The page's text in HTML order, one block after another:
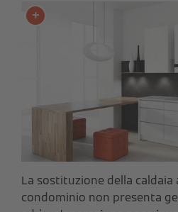
La sostituzione della caldaia
condominio non presenta